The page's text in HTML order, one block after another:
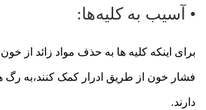
• آسیب به کلیه‌ها:
برای اینکه کلیه ها به حذف مواد زائد از
فشار خون از طریق ادرار کمک کنند،به رگ
دارند.